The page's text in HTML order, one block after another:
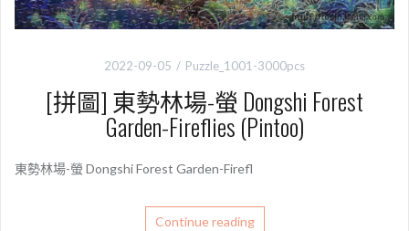
2022-09-05 Puzzle_1001-3000pcs
[拼圖] 東勢林場-螢 Dongshi Forest
Garden-Fireflies (Pintoo)
東勢林場-螢 Dongshi Forest Garden-Firefl
Continue reading